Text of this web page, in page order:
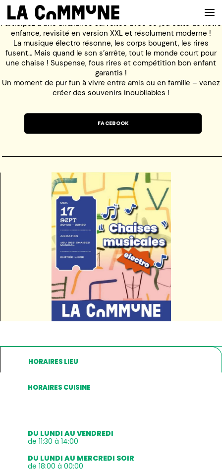
VOIR LA CARTE
CHEFS
PROG’
BAR
RESERVER
À PROPOS
Participez à une ambiance survoltée avec ce jeu culte de notre
enfance, revisité en version XXL et résolument moderne !
La musique électro résonne, les corps bougent, les rires
fusent… Mais quand le son s’arrête, tout le monde court pour
une chaise ! Suspense, fous rires et compétition bon enfant
garantis !
Un moment de pur fun à vivre entre amis ou en famille – venez
créer des souvenirs inoubliables !
FACEBOOK
HORAIRES LIEU
HORAIRES CUISINE
DU LUNDI AU VENDREDI
de 11:30 à 14:00
DU LUNDI AU MERCREDI SOIR
de 18:00 à 00:00